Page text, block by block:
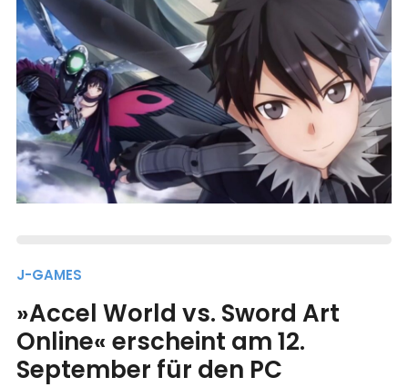
J-GAMES
»Accel World vs. Sword Art
Online« erscheint am 12.
September für den PC